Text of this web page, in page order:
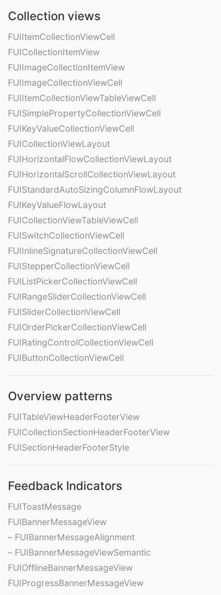
Collection views
FUIItemCollectionViewCell
FUICollectionItemView
FUIImageCollectionItemView
FUIImageCollectionViewCell
FUIItemCollectionViewTableViewCell
FUISimplePropertyCollectionViewCell
FUIKeyValueCollectionViewCell
FUICollectionViewLayout
FUIHorizontalFlowCollectionViewLayout
FUIHorizontalScrollCollectionViewLayout
FUIStandardAutoSizingColumnFlowLayout
FUIKeyValueFlowLayout
FUICollectionViewTableViewCell
FUISwitchCollectionViewCell
FUIInlineSignatureCollectionViewCell
FUIStepperCollectionViewCell
FUIListPickerCollectionViewCell
FUIRangeSliderCollectionViewCell
FUISliderCollectionViewCell
FUIOrderPickerCollectionViewCell
FUIRatingControlCollectionViewCell
FUIButtonCollectionViewCell
Overview patterns
FUITableViewHeaderFooterView
FUICollectionSectionHeaderFooterView
FUISectionHeaderFooterStyle
Feedback Indicators
FUIToastMessage
FUIBannerMessageView
– FUIBannerMessageAlignment
– FUIBannerMessageViewSemantic
FUIOfflineBannerMessageView
FUIProgressBannerMessageView